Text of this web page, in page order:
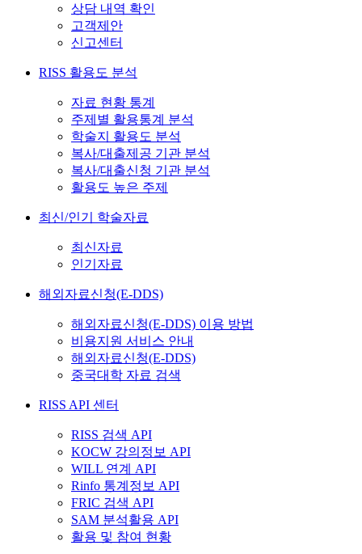
상담 내역 확인
고객제안
신고센터
RISS 활용도 분석
자료 현황 통계
주제별 활용통계 분석
학술지 활용도 분석
복사/대출제공 기관 분석
복사/대출신청 기관 분석
활용도 높은 주제
최신/인기 학술자료
최신자료
인기자료
해외자료신청(E-DDS)
해외자료신청(E-DDS) 이용 방법
비용지원 서비스 안내
해외자료신청(E-DDS)
중국대학 자료 검색
RISS API 센터
RISS 검색 API
KOCW 강의정보 API
WILL 연계 API
Rinfo 통계정보 API
FRIC 검색 API
SAM 분석활용 API
활용 및 참여 현황